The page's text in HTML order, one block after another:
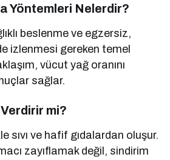
Yöntemleri Nelerdir?
beslenme ve egzersiz,
izlenmesi gereken temel
vücut yağ oranını
sağlar.
mi?
sıvı ve hafif gıdalardan oluşur.
zayıflamak değil, sindirim